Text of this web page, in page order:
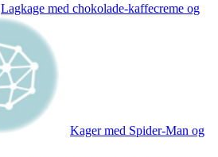
Lagkage med chokolade-kaffecreme og
Kager med Spider-Man og